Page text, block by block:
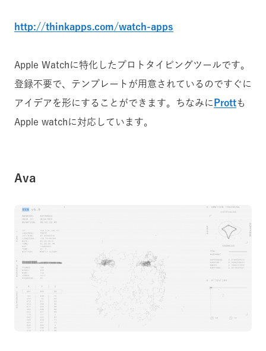
http://thinkapps.com/watch-apps
Apple Watchに特化したプロトタイピングツールです。
登録不要で、テンプレートが用意されているのですぐに
アイデアを形にすることができます。ちなみに Prottも
Apple watchに対応しています。
Ava